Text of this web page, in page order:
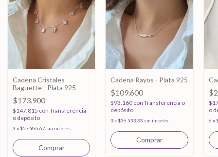
Cadena Cristales
Baguette - Plata 925
$173.900
$147.815 con Transferencia
o depósito
3 x $57.966,67 sin interés
Cadena Rayos - Plata 925
$109.600
$93.160 con Transferencia o
depósito
3 x $36.533,33 sin interés
o
6 x